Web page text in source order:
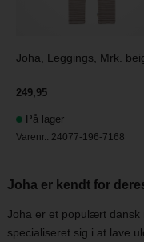
Joha, Leggings, Mrk.
249,95
På lager
Varenr.: 24077-196-7168
Joha er kendt for
Joha er et populært
specialiseret sig i at lave